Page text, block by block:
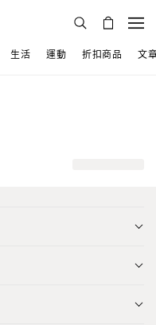
生活 運動 折扣商品 文